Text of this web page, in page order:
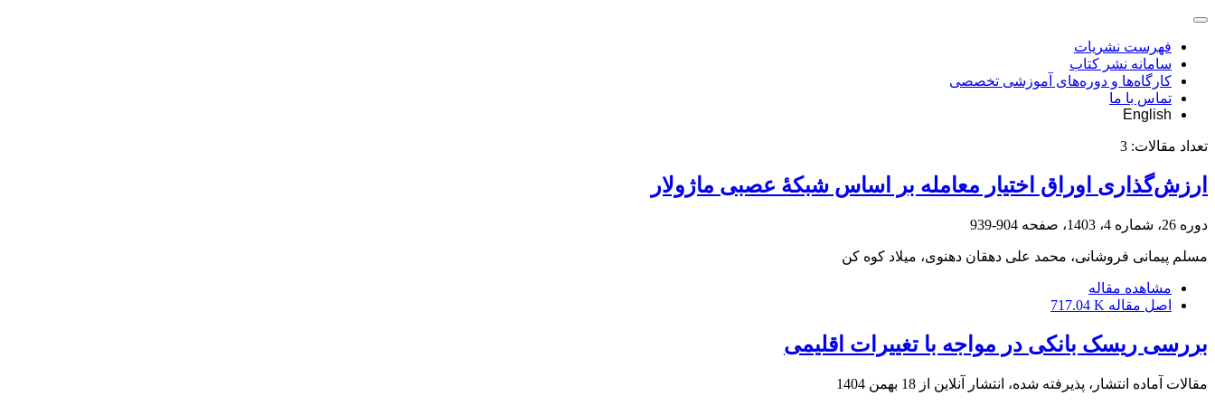
فهرست نشریات
سامانه نشر کتاب
کارگاه‌ها و دوره‌های آموزشی تخصصی
تماس با ما
English
تعداد مقالات: 3
ارزش‌گذاری اوراق اختیار معامله بر اساس شبکۀ عصبی ماژولار
دوره 26، شماره 4، 1403، صفحه 904-939
مسلم پیمانی فروشانی، محمد علی دهقان دهنوی، میلاد کوه کن
مشاهده مقاله
اصل مقاله 717.04 K
بررسی ریسک بانکی در مواجه با تغییرات اقلیمی
مقالات آماده انتشار، پذیرفته شده، انتشار آنلاین از 18 بهمن 1404